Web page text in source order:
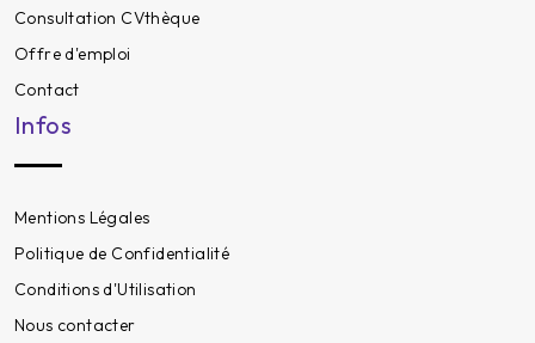
Consultation CVthèque
Offre d'emploi
Contact
Infos
Mentions Légales
Politique de Confidentialité
Conditions d'Utilisation
Nous contacter